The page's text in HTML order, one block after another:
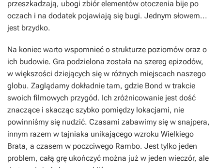
przeszkadzają, ubogi zbiór elementów otoczenia bije po
oczach i na dodatek pojawiają się bugi. Jednym słowem...
jest brzydko.
Na koniec warto wspomnieć o strukturze poziomów oraz o
ich budowie. Gra podzielona została na szereg epizodów,
w większości dziejących się w różnych miejscach naszego
globu. Zaglądamy dokładnie tam, gdzie Bond w trakcie
swoich filmowych przygód. Ich zróżnicowanie jest dość
znaczące i skacząc szybko pomiędzy lokacjami, nie
powinniśmy się nudzić. Czasami zabawimy się w snajpera,
innym razem w tajniaka unikającego wzroku Wielkiego
Brata, a czasem w poczciwego Rambo. Jest tylko jeden
problem, całą grę ukończyć można już w jeden wieczór, ale